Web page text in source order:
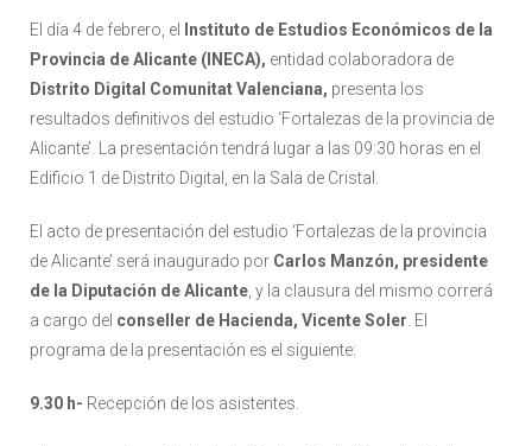
El día 4 de febrero, el
Instituto de Estudios Económicos de la
Provincia de Alicante (INECA), entidad colaboradora de
Distrito Digital Comunitat Valenciana, presenta los
resultados definitivos del estudio ‘Fortalezas de la provincia de
Alicante’. La presentación tendrá lugar a las 09:30 horas en el
Edificio 1 de Distrito Digital, en la Sala de Cristal.
El acto de presentación del estudio ‘Fortalezas de la provincia
de Alicante’ será inaugurado por Carlos Manzón, presidente
de la Diputación de Alicante , y la clausura del mismo correrá
a cargo del conseller de Hacienda, Vicente Soler . El
programa de la presentación es el siguiente:
9.30 h- Recepción de los asistentes.